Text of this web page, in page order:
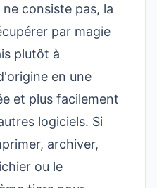
consiste pas, la
par magie
plutôt à
en une
et plus facilement
logiciels. Si
archiver,
ou le